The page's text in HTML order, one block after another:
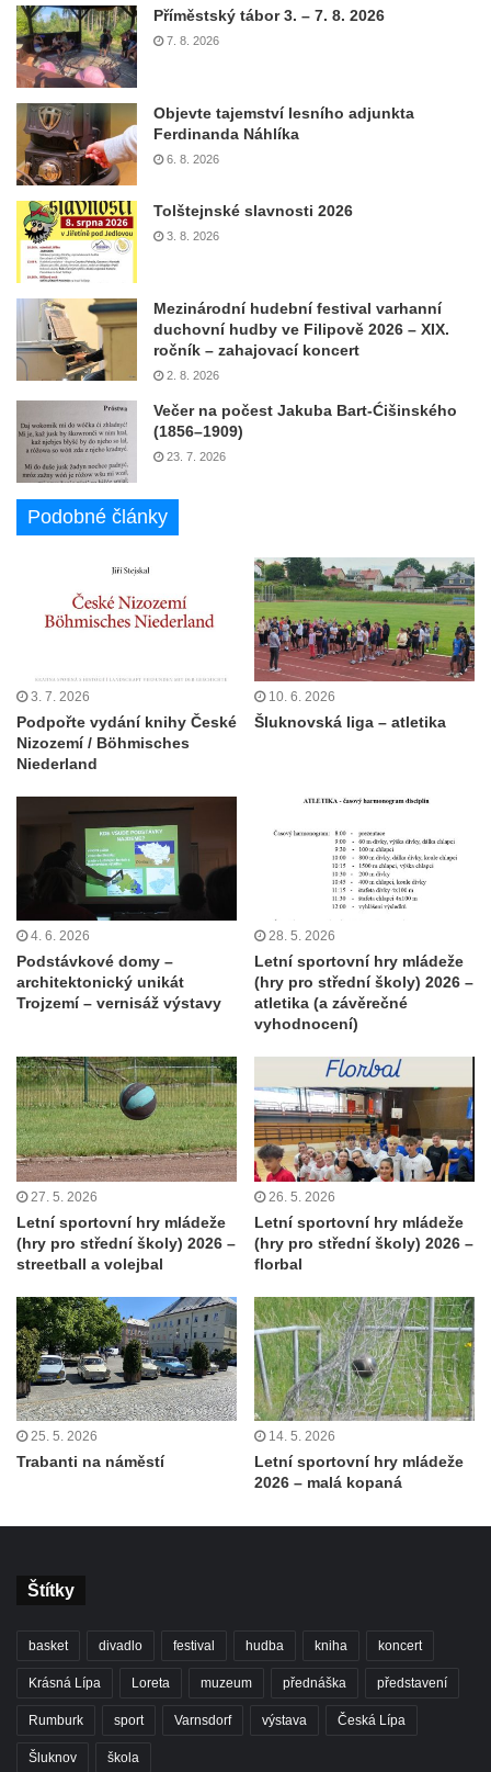
Příměstský tábor 3. – 7. 8. 2026
7. 8. 2026
Objevte tajemství lesního adjunkta
Ferdinanda Náhlíka
6. 8. 2026
Tolštejnské slavnosti 2026
3. 8. 2026
Mezinárodní hudební festival varhanní
duchovní hudby ve Filipově 2026 – XIX.
ročník – zahajovací koncert
2. 8. 2026
Večer na počest Jakuba Bart-Ćišinského
(1856–1909)
23. 7. 2026
Podobné články
3. 7. 2026
Podpořte vydání knihy České
Nizozemí / Böhmisches
Niederland
10. 6. 2026
Šluknovská liga – atletika
4. 6. 2026
Podstávkové domy –
architektonický unikát
Trojzemí – vernisáž výstavy
28. 5. 2026
Letní sportovní hry mládeže
(hry pro střední školy) 2026 –
atletika (a závěrečné
vyhodnocení)
27. 5. 2026
Letní sportovní hry mládeže
(hry pro střední školy) 2026 –
streetball a volejbal
26. 5. 2026
Letní sportovní hry mládeže
(hry pro střední školy) 2026 –
florbal
25. 5. 2026
Trabanti na náměstí
14. 5. 2026
Letní sportovní hry mládeže
2026 – malá kopaná
Štítky
basket divadlo festival hudba kniha koncert
Krásná Lípa Loreta muzeum přednáška představení
Rumburk sport Varnsdorf výstava Česká Lípa
Šluknov škola